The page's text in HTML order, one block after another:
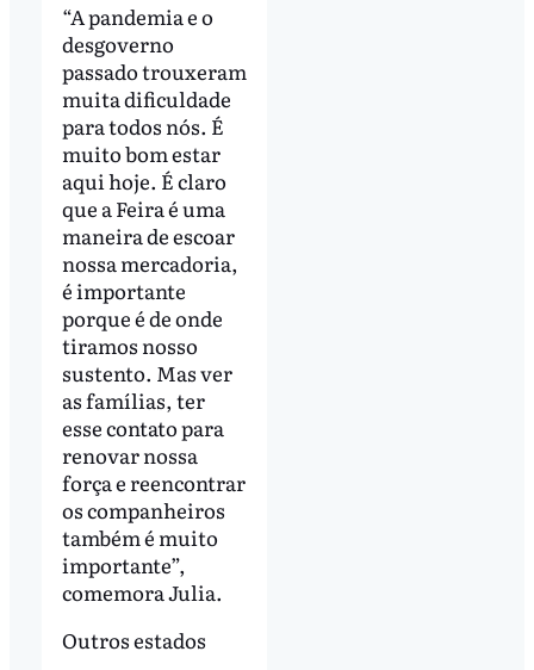
“A pandemia e o
desgoverno
passado trouxeram
muita dificuldade
para todos nós. É
muito bom estar
aqui hoje. É claro
que a Feira é uma
maneira de escoar
nossa mercadoria,
é importante
porque é de onde
tiramos nosso
sustento. Mas ver
as famílias, ter
esse contato para
renovar nossa
força e reencontrar
os companheiros
também é muito
importante”,
comemora Julia.
Outros estados